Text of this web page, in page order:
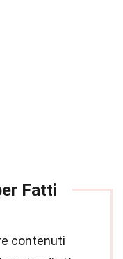
Fatti
contenuti